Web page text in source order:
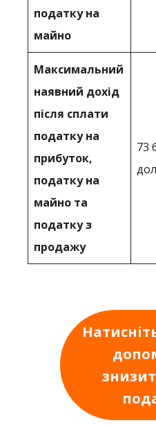
податку на
майно
Максимальний
наявний дохід
після сплати
податку на
прибуток,
податку на
майно та
податку з
продажу
73